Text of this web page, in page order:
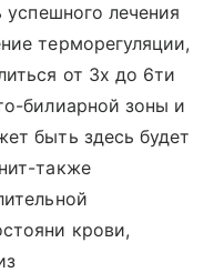
успешного лечения
терморегуляции,
от 3х до 6ти
билиарной зоны и
быть здесь будет
также
крови,